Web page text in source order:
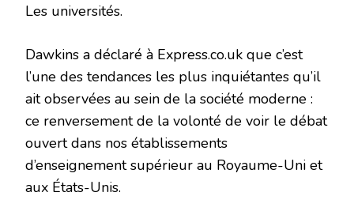
Les universités.
Dawkins a déclaré à Express.co.uk que c’est
l’une des tendances les plus inquiétantes qu’il
ait observées au sein de la société moderne :
ce renversement de la volonté de voir le débat
ouvert dans nos établissements
d’enseignement supérieur au Royaume-Uni et
aux États-Unis.